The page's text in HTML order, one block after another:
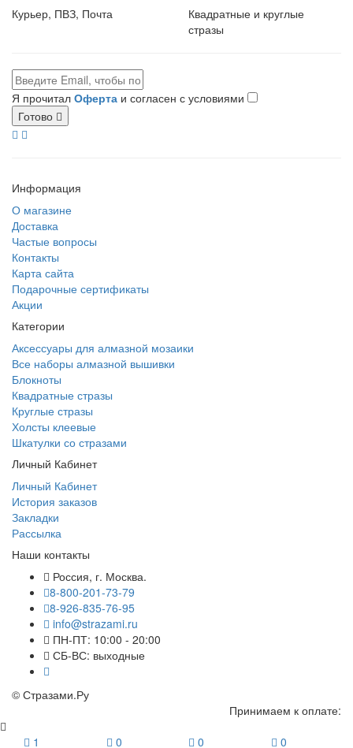
Курьер, ПВЗ, Почта
Квадратные и круглые
стразы
Я прочитал Оферта и согласен с условиями
Готово
Информация
О магазине
Доставка
Частые вопросы
Контакты
Карта сайта
Подарочные сертификаты
Акции
Категории
Аксессуары для алмазной мозаики
Все наборы алмазной вышивки
Блокноты
Квадратные стразы
Круглые стразы
Холсты клеевые
Шкатулки со стразами
Личный Кабинет
Личный Кабинет
История заказов
Закладки
Рассылка
Наши контакты
Россия, г. Москва.
8-800-201-73-79
8-926-835-76-95
info@strazami.ru
ПН-ПТ: 10:00 - 20:00
СБ-ВС: выходные
© Стразами.Ру
Принимаем к оплате:
1
0 0 0